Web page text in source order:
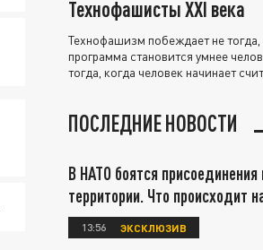
Технофашисты XXI века
Технофашизм побеждает не тогда,
программа становится умнее
тогда, когда человек начинает
ПОСЛЕДНИЕ НОВОСТИ
В НАТО боятся присоединения
территории. Что происходит
13:56 ЭКСКЛЮЗИВ